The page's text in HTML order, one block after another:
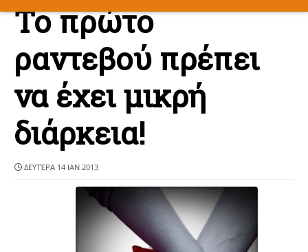
Το πρώτο
ραντεβού πρέπει
να έχει μικρή
διάρκεια!
ΔΕΥΤΈΡΑ 14 ΙΑΝ 2013